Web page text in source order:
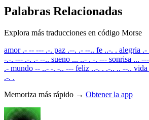
Palabras Relacionadas
Explora más traducciones en código Morse
amor .- -- --- .-. paz .--. .- --.. fe ..-. . alegria .-
-.-. --- .-. .- --.. sueno ... ..- . -. --- sonrisa ...
.- mundo -- ..- -. -.. --- feliz ..-. . .-.. .. --.. vida
.-. .
Memoriza más rápido → Obtener la app